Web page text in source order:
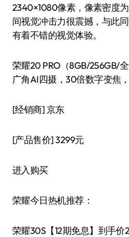
2340×1080像素，像素密度
间视觉冲击力很震撼，与此同
有着不错的视觉体验。
荣耀20 PRO（8GB/256GB/
广角AI四摄，30倍数字变焦
[经销商]京东
[产品售价]3299元
进入购买
荣耀今日热机推荐：
荣耀30S【12期免息】到手价